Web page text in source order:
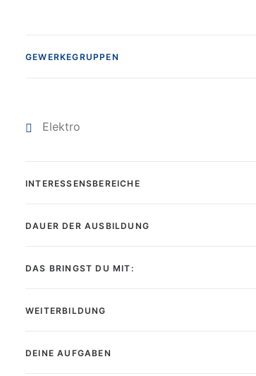
GEWERKEGRUPPEN
Elektro
INTERESSENSBEREICHE
DAUER DER AUSBILDUNG
DAS BRINGST DU MIT:
WEITERBILDUNG
DEINE AUFGABEN